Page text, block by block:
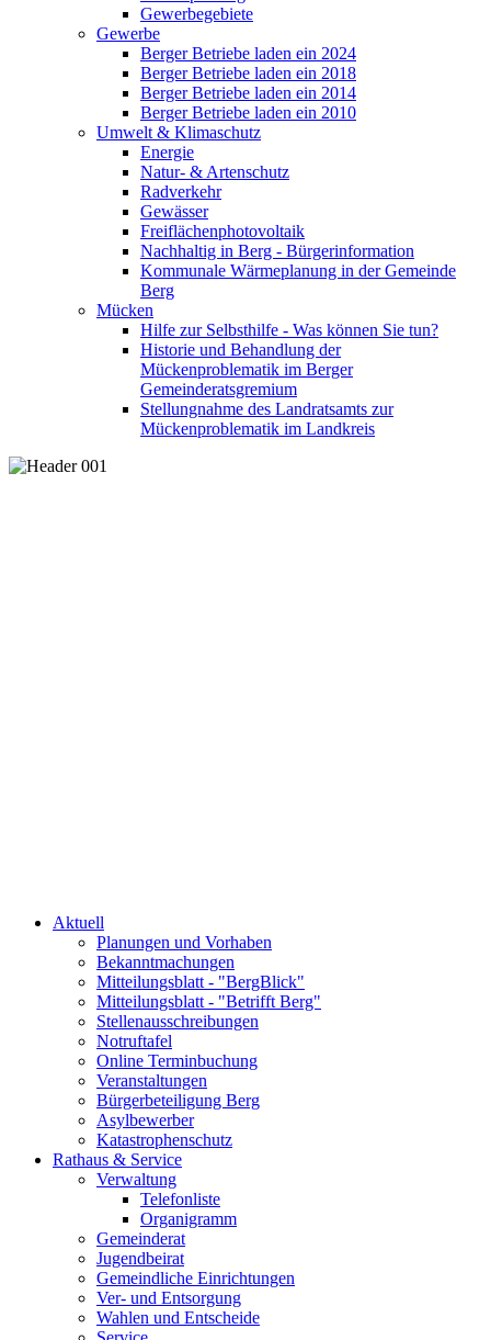
Gewerbegebiete
Gewerbe
Berger Betriebe laden ein 2024
Berger Betriebe laden ein 2018
Berger Betriebe laden ein 2014
Berger Betriebe laden ein 2010
Umwelt & Klimaschutz
Energie
Natur- & Artenschutz
Radverkehr
Gewässer
Freiflächenphotovoltaik
Nachhaltig in Berg - Bürgerinformation
Kommunale Wärmeplanung in der Gemeinde
Berg
Mücken
Hilfe zur Selbsthilfe - Was können Sie tun?
Historie und Behandlung der
Mückenproblematik im Berger
Gemeinderatsgremium
Stellungnahme des Landratsamts zur
Mückenproblematik im Landkreis
Aktuell
Planungen und Vorhaben
Bekanntmachungen
Mitteilungsblatt - "BergBlick"
Mitteilungsblatt - "Betrifft Berg"
Stellenausschreibungen
Notruftafel
Online Terminbuchung
Veranstaltungen
Bürgerbeteiligung Berg
Asylbewerber
Katastrophenschutz
Rathaus & Service
Verwaltung
Telefonliste
Organigramm
Gemeinderat
Jugendbeirat
Gemeindliche Einrichtungen
Ver- und Entsorgung
Wahlen und Entscheide